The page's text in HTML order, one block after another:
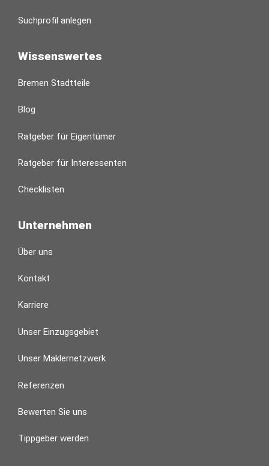
Suchprofil anlegen
Wissenswertes
Bremen Stadtteile
Blog
Ratgeber für Eigentümer
Ratgeber für Interessenten
Checklisten
Unternehmen
Über uns
Kontakt
Karriere
Unser Einzugsgebiet
Unser Maklernetzwerk
Referenzen
Bewerten Sie uns
Tippgeber werden